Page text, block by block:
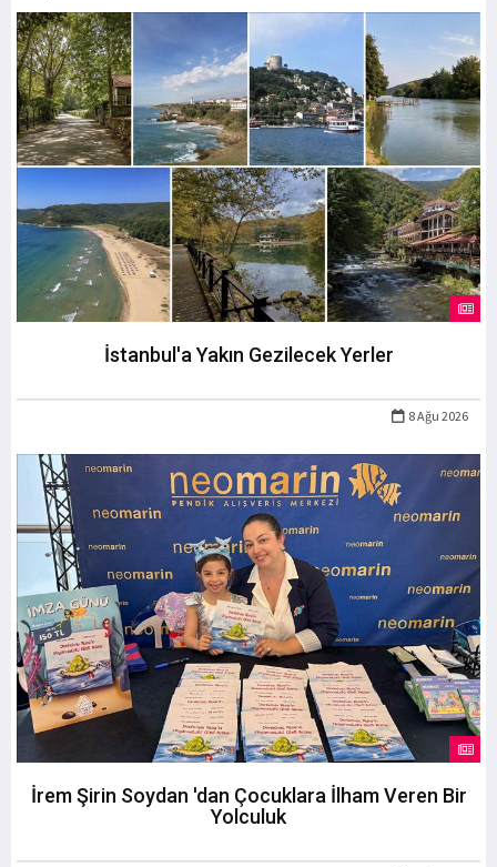
İstanbul'a Yakın Gezilecek Yerler
8 Ağu 2026
İrem Şirin Soydan 'dan Çocuklara İlham Veren Bir
Yolculuk